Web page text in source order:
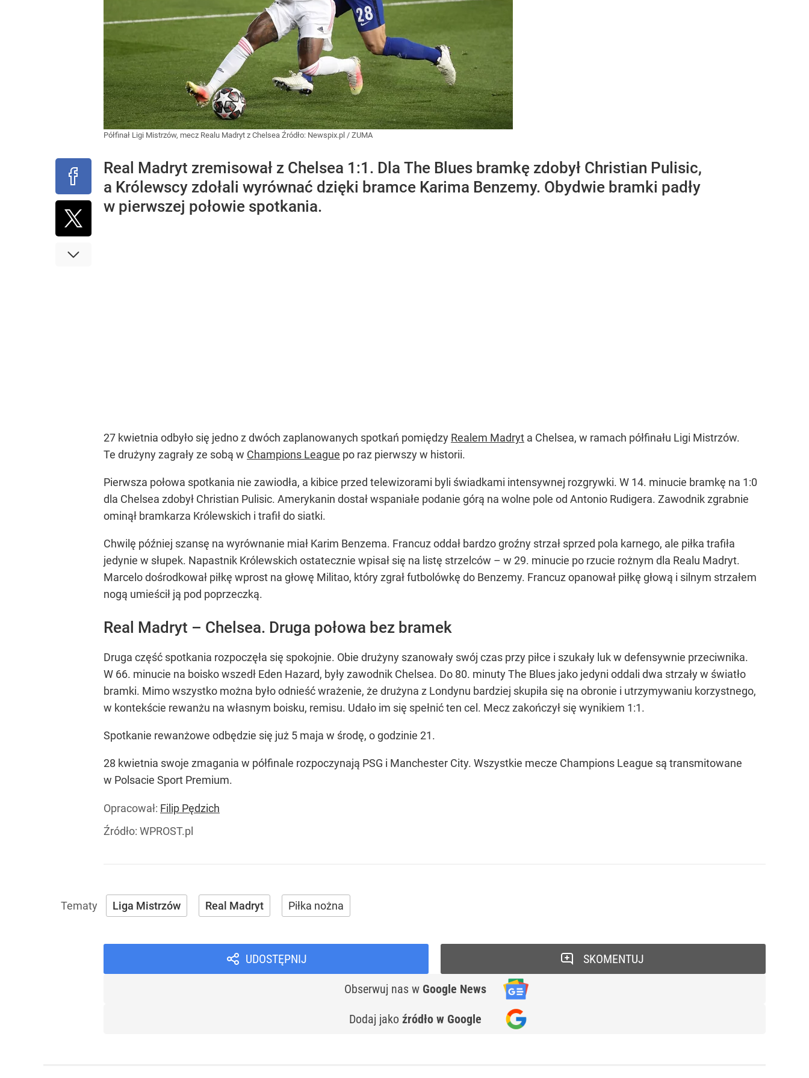
Półfinał Ligi Mistrzów, mecz Realu Madryt z Chelsea Źródło: Newspix.pl / ZUMA
Real Madryt zremisował z Chelsea 1:1. Dla The Blues bramkę zdobył Christian Pulisic,
a Królewscy zdołali wyrównać dzięki bramce Karima Benzemy. Obydwie bramki padły
w pierwszej połowie spotkania.
27 kwietnia odbyło się jedno z dwóch zaplanowanych spotkań pomiędzy Realem Madryt a Chelsea, w ramach półfinału Ligi Mistrzów.
Te drużyny zagrały ze sobą w Champions League po raz pierwszy w historii.
Pierwsza połowa spotkania nie zawiodła, a kibice przed telewizorami byli świadkami intensywnej rozgrywki. W 14. minucie bramkę na 1:0
dla Chelsea zdobył Christian Pulisic. Amerykanin dostał wspaniałe podanie górą na wolne pole od Antonio Rudigera. Zawodnik zgrabnie
ominął bramkarza Królewskich i trafił do siatki.
Chwilę później szansę na wyrównanie miał Karim Benzema. Francuz oddał bardzo groźny strzał sprzed pola karnego, ale piłka trafiła
jedynie w słupek. Napastnik Królewskich ostatecznie wpisał się na listę strzelców – w 29. minucie po rzucie rożnym dla Realu Madryt.
Marcelo dośrodkował piłkę wprost na głowę Militao, który zgrał futbolówkę do Benzemy. Francuz opanował piłkę głową i silnym strzałem
nogą umieścił ją pod poprzeczką.
Real Madryt – Chelsea. Druga połowa bez bramek
Druga część spotkania rozpoczęła się spokojnie. Obie drużyny szanowały swój czas przy piłce i szukały luk w defensywnie przeciwnika.
W 66. minucie na boisko wszedł Eden Hazard, były zawodnik Chelsea. Do 80. minuty The Blues jako jedyni oddali dwa strzały w światło
bramki. Mimo wszystko można było odnieść wrażenie, że drużyna z Londynu bardziej skupiła się na obronie i utrzymywaniu korzystnego,
w kontekście rewanżu na własnym boisku, remisu. Udało im się spełnić ten cel. Mecz zakończył się wynikiem 1:1.
Spotkanie rewanżowe odbędzie się już 5 maja w środę, o godzinie 21.
28 kwietnia swoje zmagania w półfinale rozpoczynają PSG i Manchester City. Wszystkie mecze Champions League są transmitowane
w Polsacie Sport Premium.
Opracował: Filip Pędzich
Źródło: WPROST.pl
Liga Mistrzów Real Madryt Piłka nożna
UDOSTĘPNIJ
Obserwuj nas w Google News
Dodaj jako źródło w Google
SKOMENTUJ